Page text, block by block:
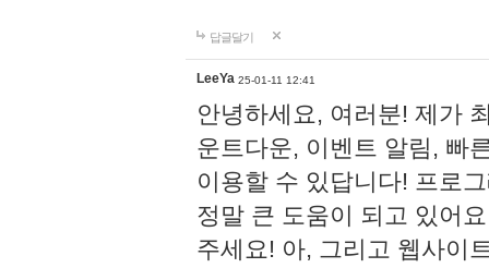
답글달기
LeeYa 25-01-11 12:41
안녕하세요, 여러분! 제가
운트다운, 이벤트 알림, 빠
이용할 수 있답니다! 프로
정말 큰 도움이 되고 있어
주세요! 아, 그리고 웹사이